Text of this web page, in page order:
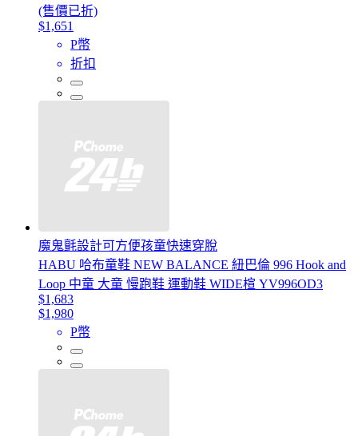
(售價已折)
$1,651
P幣
折扣
魔鬼氈設計可方便孩童快速穿脫
HABU 哈布童鞋 NEW BALANCE 紐巴倫 996 Hook and
Loop 中童 大童 慢跑鞋 運動鞋 WIDE楦 YV996OD3
$1,683
$1,980
P幣